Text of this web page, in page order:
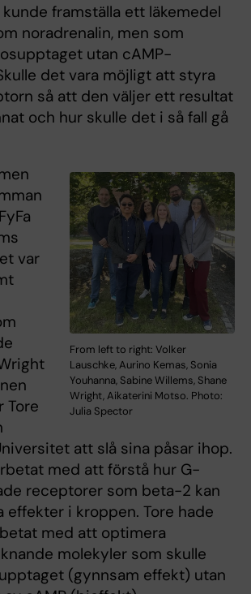
framställa ett läkemedel
noradrenalin, men som
utan cAMP-
det vara möjligt att styra
så att den väljer ett resultat
och hur skulle det i så fall gå
From left to right: Volker
Lauschke, Aurino Kemas, Sonia
Youhanna, Sabine Willems, Shane
Wright, Aikaterini Motso. Photo:
Julia Spector
var
Tore
att slå sina påsar ihop.
med att förstå hur G-
receptorer som beta-2 kan
effekter i kroppen. Tore hade
med att optimera
molekyler som skulle
(gynnsam effekt) utan